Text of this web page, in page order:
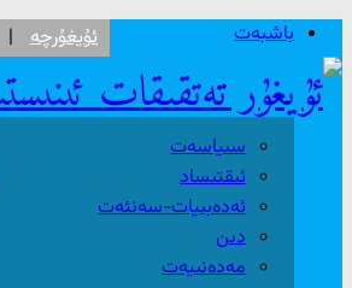
ئۇيغۇرچە |
باشبەت
سىياسەت
ئىقتىساد
ئەدەبىيات-سەنئەت
دىن
مەدەنىيەت